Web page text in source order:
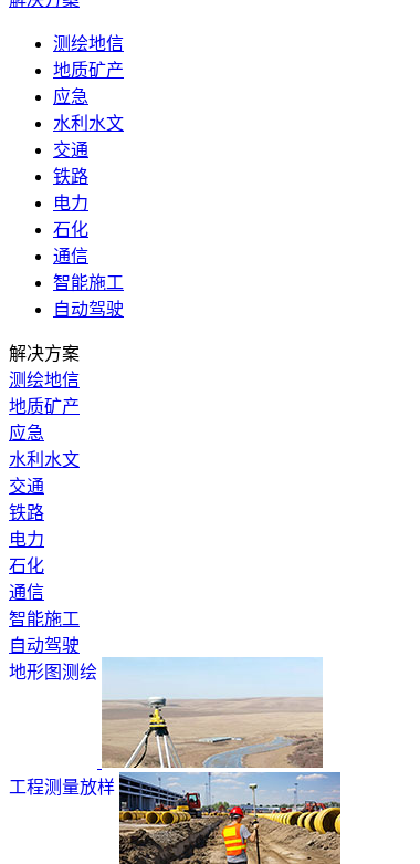
测绘地信
地质矿产
应急
水利水文
交通
铁路
电力
石化
通信
智能施工
自动驾驶
解决方案
测绘地信
地质矿产
应急
水利水文
交通
铁路
电力
石化
通信
智能施工
自动驾驶
地形图测绘
工程测量放样